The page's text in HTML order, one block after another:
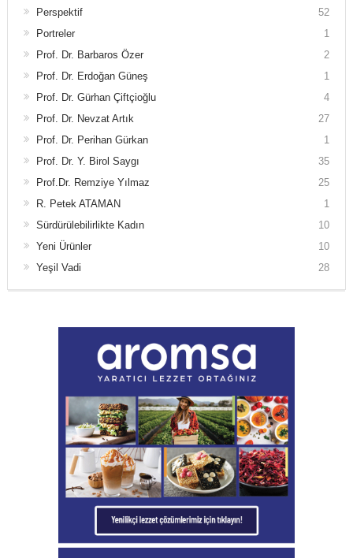
Perspektif
52
Portreler
1
Prof. Dr. Barbaros Özer
2
Prof. Dr. Erdoğan Güneş
1
Prof. Dr. Gürhan Çiftçioğlu
4
Prof. Dr. Nevzat Artık
27
Prof. Dr. Perihan Gürkan
1
Prof. Dr. Y. Birol Saygı
35
Prof.Dr. Remziye Yılmaz
25
R. Petek ATAMAN
1
Sürdürülebilirlikte Kadın
10
Yeni Ürünler
10
Yeşil Vadi
28